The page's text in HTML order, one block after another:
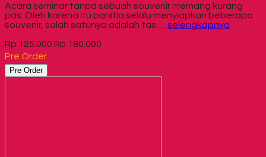
Acara seminar tanpa sebuah souvenir memang kurang
pas. Oleh karena itu panitia selalu menyiapkan beberapa
souvenir, salah satunya adalah tas…. selengkapnya
Rp 125.000 Rp 180.000
Pre Order
Pre Order